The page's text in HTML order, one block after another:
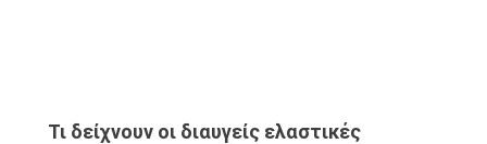
Τι δείχνουν οι διαυγείς ελαστικές